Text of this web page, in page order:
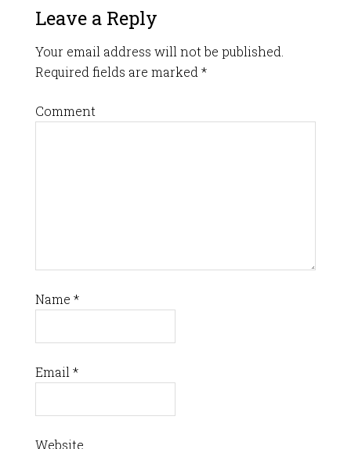
Leave a Reply
Your email address will not be published.
Required fields are marked *
Comment
Name *
Email *
Website